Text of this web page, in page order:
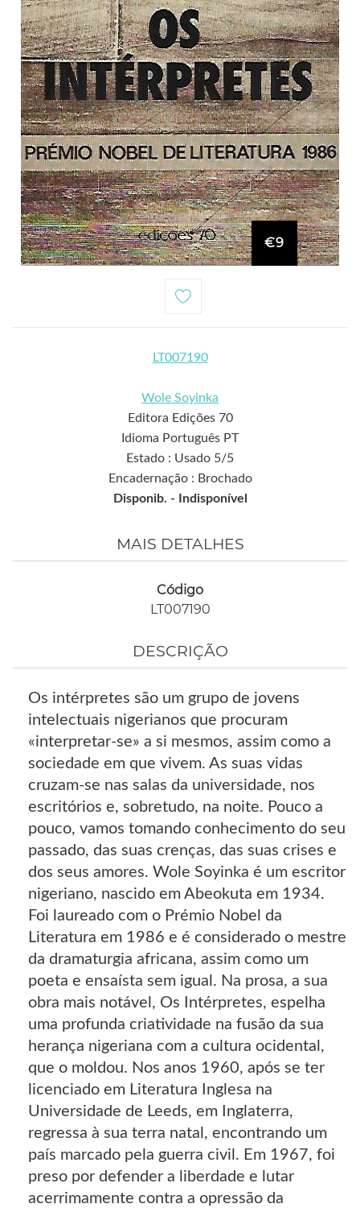
€9
LT007190
Wole Soyinka
Editora Edições 70
Idioma Português PT
Estado : Usado 5/5
Encadernação : Brochado
Disponib. -
Indisponível
MAIS DETALHES
Código
LT007190
DESCRIÇÃO
Os intérpretes são um grupo de jovens
intelectuais nigerianos que procuram
«interpretar-se» a si mesmos, assim como a
sociedade em que vivem. As suas vidas
cruzam-se nas salas da universidade, nos
escritórios e, sobretudo, na noite. Pouco a
pouco, vamos tomando conhecimento do seu
passado, das suas crenças, das suas crises e
dos seus amores. Wole Soyinka é um escritor
nigeriano, nascido em Abeokuta em 1934.
Foi laureado com o Pré­mio Nobel da
Literatura em 1986 e é considerado o mestre
da dramaturgia africana, assim como um
poeta e ensaísta sem igual. Na prosa, a sua
obra mais notável, Os Intérpretes, espelha
uma profunda criatividade na fusão da sua
herança nigeriana com a cultura ocidental,
que o moldou. Nos anos 1960, após se ter
licenciado em Literatura Inglesa na
Universidade de Leeds, em In­glaterra,
regressa à sua terra natal, encontrando um
país marcado pela guerra civil. Em 1967, foi
preso por defender a liberdade e lutar
acerrimamente contra a opressão da